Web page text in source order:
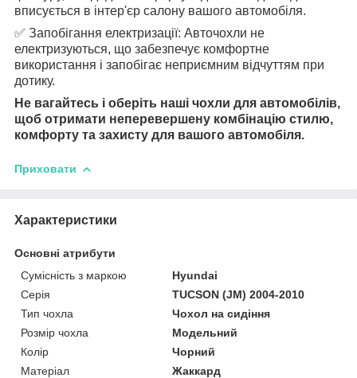
вписується в інтер'єр салону вашого автомобіля.
✅ Запобігання електризації: Авточохли не
електризуються, що забезпечує комфортне
використання і запобігає неприємним відчуттям при
дотику.
Не вагайтесь і оберіть наші чохли для автомобілів,
щоб отримати неперевершену комбінацію стилю,
комфорту та захисту для вашого автомобіля.
Приховати
Характеристики
Основні атрибути
Сумісність з маркою
Hyundai
Серія
TUCSON (JM) 2004-2010
Тип чохла
Чохол на сидіння
Розмір чохла
Модельний
Колір
Чорний
Матеріал
Жаккард